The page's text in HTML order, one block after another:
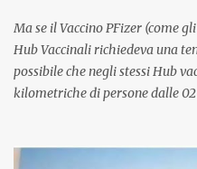
Ma se il Vaccino PFizer (come
Hub Vaccinali richiedeva una
possibile che negli stessi Hub
kilometriche di persone dalle
Vaccino come: l' Amaro del